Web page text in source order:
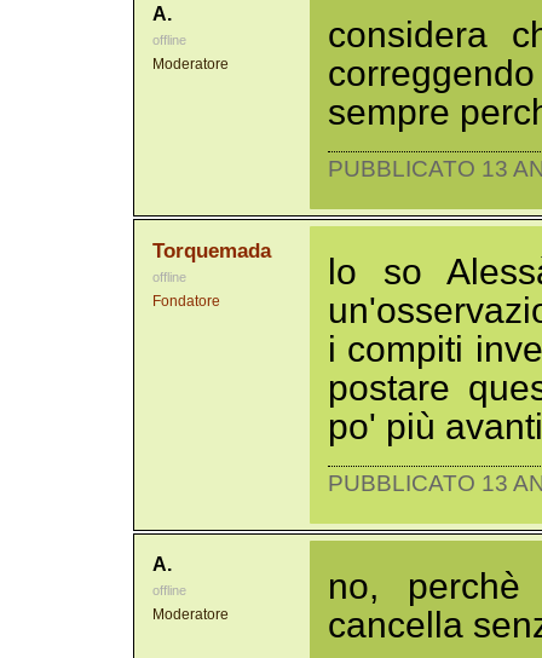
A.
offline
Moderatore
considera
sempre
PUBBLICATO 13
Torquemada
offline
Fondatore
lo so
i compiti
postare
po' più
PUBBLICATO 13
A.
offline
Moderatore
no,
cancella